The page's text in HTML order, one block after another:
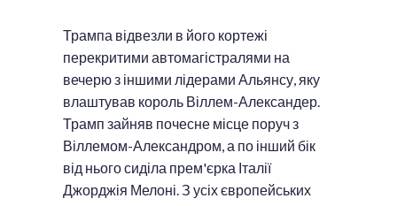
Трампа відвезли в його кортежі
перекритими автомагістралями на
вечерю з іншими лідерами Альянсу, яку
влаштував король Віллем-Александер.
Трамп зайняв почесне місце поруч з
Віллемом-Александром, а по інший бік
від нього сиділа прем'єрка Італії
Джорджія Мелоні. З усіх європейських